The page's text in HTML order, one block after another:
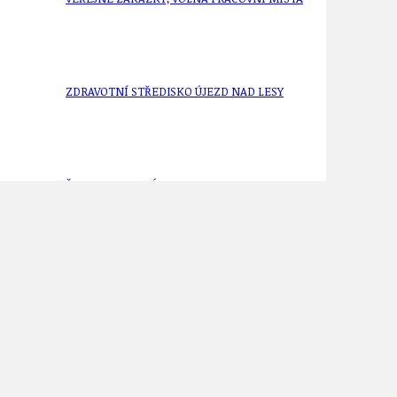
ZDRAVOTNÍ STŘEDISKO ÚJEZD NAD LESY
ŽIVOT KOLEM NÁS